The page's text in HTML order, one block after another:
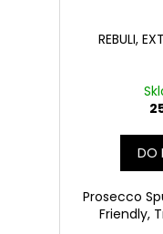
REBULI,
DO
Prosecco
Friendly,